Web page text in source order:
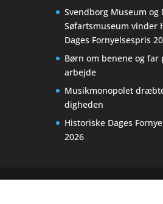
Svendborg Museum og
Søfartsmuseum vinder
Dages Fornyelsespris
Børn om benene og far
arbejde
Musikmonopolet
digheden
Historiske Dages
2026